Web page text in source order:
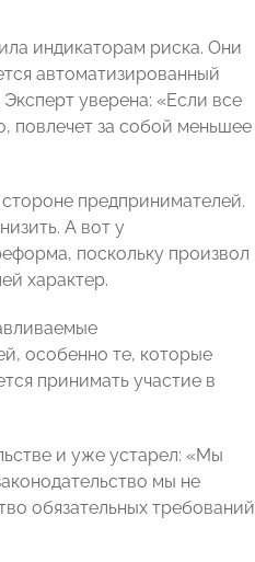
индикаторам риска. Они
автоматизированный
уверена: «Если все
повлечет за собой меньшее
предпринимателей.
А вот у
поскольку произвол
характер.
особенно те, которые
принимать участие в
и уже устарел: «Мы
мы не
обязательных требований